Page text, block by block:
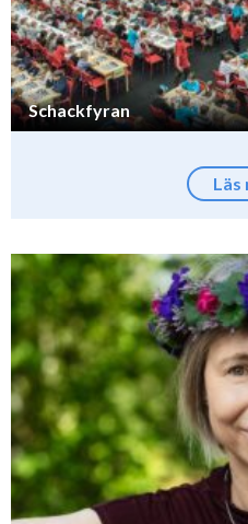
Schackfyran
Läs